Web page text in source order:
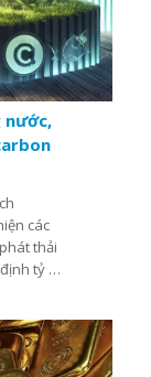
nước,
các
thải
tỷ lệ